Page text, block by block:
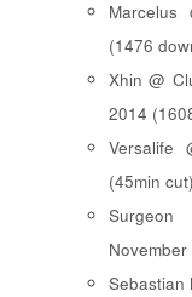
(1476
Xhin @
2014
Versalife
(45min
Sebastian